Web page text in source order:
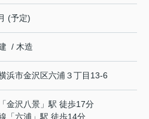
(予定)
/ 木造
浜市金沢区六浦 ３丁目13-6
「金沢八景 」駅 徒歩17分
「六浦 」駅 徒歩14分